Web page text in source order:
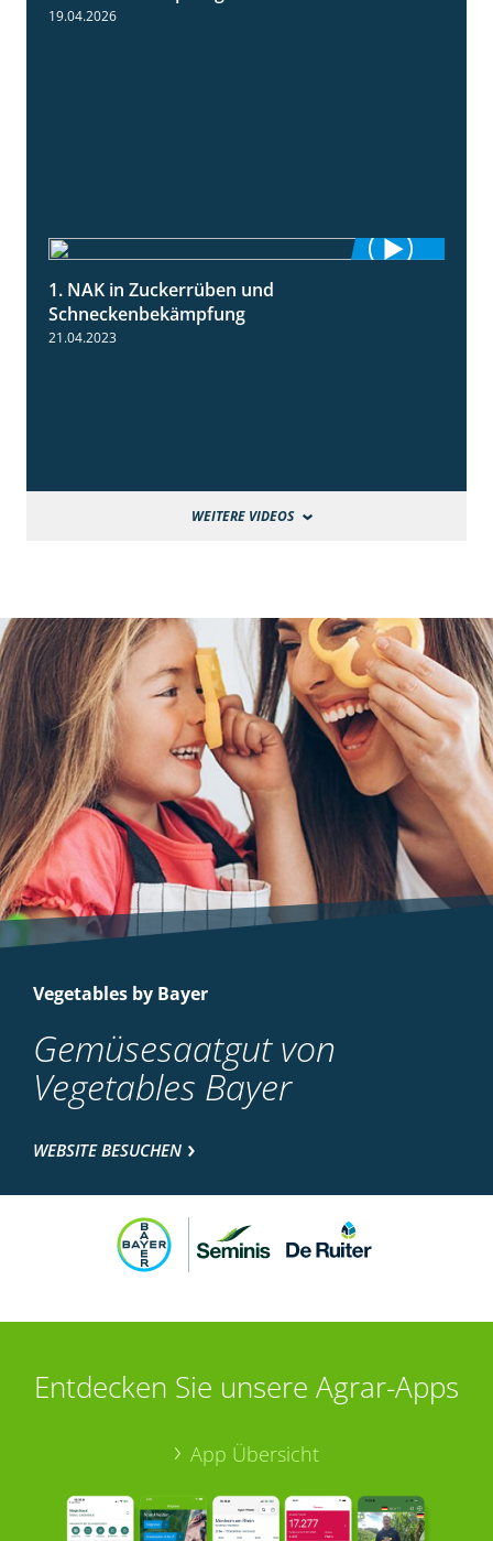
19.04.2026
1. NAK in Zuckerrüben und
Schneckenbekämpfung
21.04.2023
WEITERE VIDEOS
Vegetables by Bayer
Gemüsesaatgut von
Vegetables Bayer
WEBSITE BESUCHEN
Entdecken Sie unsere Agrar-Apps
App Übersicht